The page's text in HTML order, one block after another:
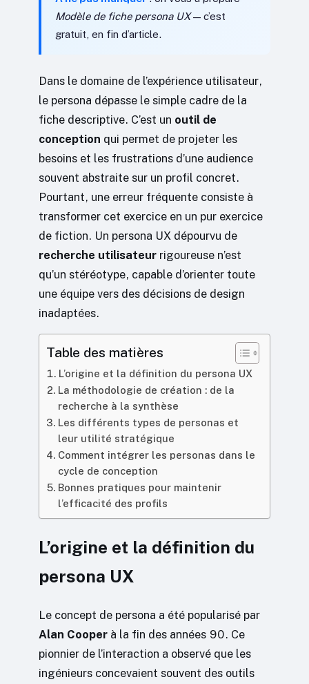
Modèle de fiche persona UX— c’est
gratuit, en fin d’article.
Dans le domaine de l’expérience utilisateur,
le persona dépasse le simple cadre de la
fiche descriptive. C’est un outil de
conception qui permet de projeter les
besoins et les frustrations d’une audience
souvent abstraite sur un profil concret.
Pourtant, une erreur fréquente consiste à
transformer cet exercice en un pur exercice
de fiction. Un persona UX dépourvu de
recherche utilisateur rigoureuse n’est
qu’un stéréotype, capable d’orienter toute
une équipe vers des décisions de design
inadaptées.
Table des matières
L’origine et la définition du persona UX
La méthodologie de création : de la
recherche à la synthèse
Les différents types de personas et
leur utilité stratégique
Comment intégrer les personas dans le
cycle de conception
Bonnes pratiques pour maintenir
l’efficacité des profils
L’origine et la définition du
persona UX
Le concept de persona a été popularisé par
Alan Cooper à la fin des années 90. Ce
pionnier de l’interaction a observé que les
ingénieurs concevaient souvent des outils